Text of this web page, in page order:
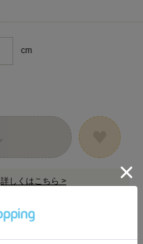
cm
詳しくはこちら >